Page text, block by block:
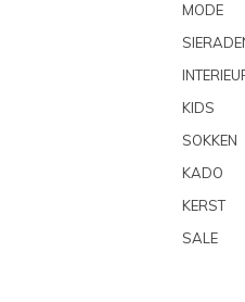
MODE
KIDS
SOKKEN
KADO
KERST
SALE